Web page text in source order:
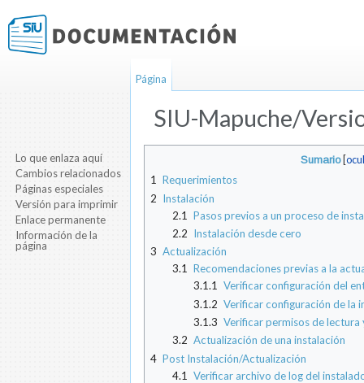
SIU-Mapuche/
Sumario
1 Requerimientos
2 Instalación
2.1
Pasos previos a un proceso de
2.2 Instalación desde cero
3 Actualización
3.1 Recomendaciones previas a la
3.1.1 Verificar configuración del
3.1.2 Verificar configuración de la
3.1.3 Verificar permisos de
3.2 Actualización de una instalación
4 Post Instalación/Actualización
4.1
Verificar archivo de log del
Página
Lo que enlaza aquí
Cambios relacionados
Páginas especiales
Versión para imprimir
Enlace permanente
Información de la
página